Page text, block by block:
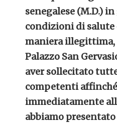
senegalese (M.D.)
condizioni di
maniera illegittima,
Palazzo San
aver sollecitato
competenti affinché
immediatamente
abbiamo